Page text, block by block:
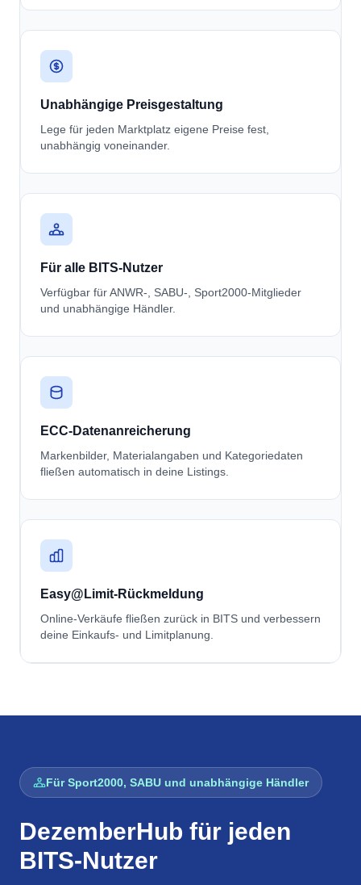
Unabhängige Preisgestaltung
Lege für jeden Marktplatz eigene Preise fest,
unabhängig voneinander.
Für alle BITS-Nutzer
Verfügbar für ANWR-, SABU-, Sport2000-Mitglieder
und unabhängige Händler.
ECC-Datenanreicherung
Markenbilder, Materialangaben und Kategoriedaten
fließen automatisch in deine Listings.
Easy@Limit-Rückmeldung
Online-Verkäufe fließen zurück in BITS und verbessern
deine Einkaufs- und Limitplanung.
Für Sport2000, SABU und unabhängige Händler
DezemberHub für jeden
BITS-Nutzer